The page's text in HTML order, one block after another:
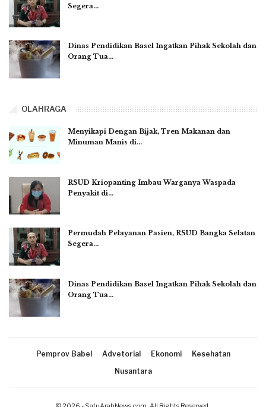
Segera…
Dinas Pendidikan Basel Ingatkan Pihak Sekolah dan
Orang Tua…
OLAHRAGA
Menyikapi Dengan Bijak, Tren Makanan dan
Minuman Manis di…
RSUD Kriopanting Imbau Warganya Waspada
Penyakit di…
Permudah Pelayanan Pasien, RSUD Bangka Selatan
Segera…
Dinas Pendidikan Basel Ingatkan Pihak Sekolah dan
Orang Tua…
Pemprov Babel Advetorial Ekonomi
Kesehatan
Nusantara